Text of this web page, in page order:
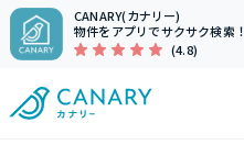
CANARY(カナリー)
物件をアプリでサクサク検索！
(4.8)